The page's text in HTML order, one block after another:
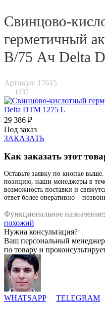
Свинцово-
герметичный
В/75 Ач Delta
Артикул: 17615
1237
29 386 ₽
Под заказ
ЗАКАЗАТЬ
Как заказать этот
Оставьте заявку по кнопке
позицию, наши менеджеры в
возможность поставки и
ответ более оперативно –
Функциональное назначение:
похожий
Нужна консультация?
Ваш персональный
по товару и
WHATSAPP TELEGRAM